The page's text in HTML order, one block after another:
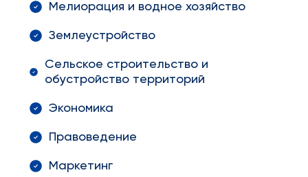
Мелиорация и водное хозяйство
Землеустройство
Сельское строительство и
обустройство территорий
Экономика
Правоведение
Маркетинг